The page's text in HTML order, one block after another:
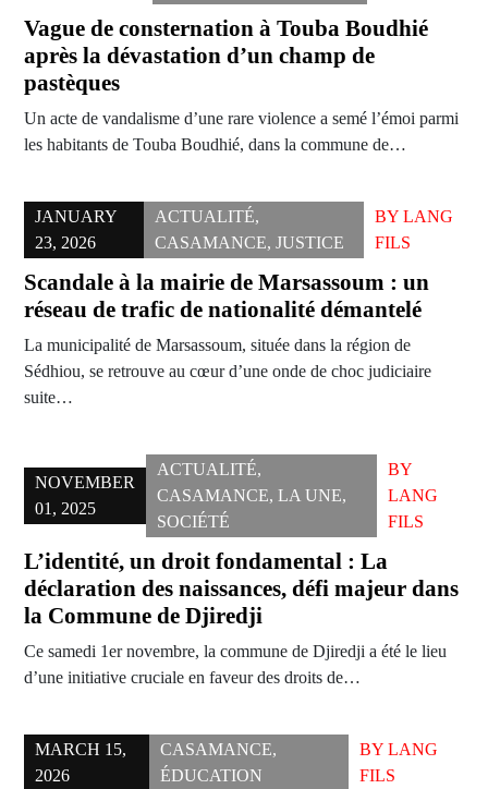
Vague de consternation à Touba Boudhié
après la dévastation d’un champ de
pastèques
Un acte de vandalisme d’une rare violence a semé l’émoi parmi
les habitants de Touba Boudhié, dans la commune de…
JANUARY
23, 2026
ACTUALITÉ,
CASAMANCE, JUSTICE
BY LANG
FILS
Scandale à la mairie de Marsassoum : un
réseau de trafic de nationalité démantelé
La municipalité de Marsassoum, située dans la région de
Sédhiou, se retrouve au cœur d’une onde de choc judiciaire
suite…
NOVEMBER
01, 2025
ACTUALITÉ,
CASAMANCE, LA UNE,
SOCIÉTÉ
BY
LANG
FILS
L’identité, un droit fondamental : La
déclaration des naissances, défi majeur dans
la Commune de Djiredji
Ce samedi 1er novembre, la commune de Djiredji a été le lieu
d’une initiative cruciale en faveur des droits de…
MARCH 15,
2026
CASAMANCE,
ÉDUCATION
BY LANG
FILS